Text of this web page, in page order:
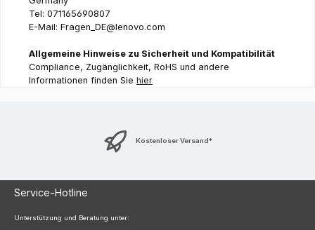
Tel: 071165690807
E-Mail: Fragen_DE@lenovo.com
Allgemeine Hinweise zu Sicherheit und Kompatibilität
Compliance, Zugänglichkeit, RoHS und andere
Informationen finden Sie hier
Kostenloser Versand*
Service-Hotline
Unterstützung und Beratung unter: